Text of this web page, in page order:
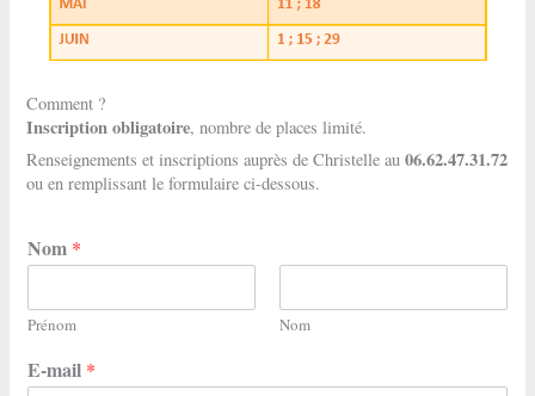
Comment ?
Inscription obligatoire, nombre de places limité.
Renseignements et inscriptions auprès de Christelle au06.62.47.31.72
ou en remplissant le formulaire ci-dessous.
Nom *
Prénom Nom
E-mail *